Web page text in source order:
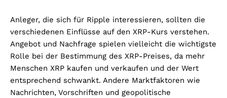
Anleger, die sich für Ripple interessieren, sollten die
verschiedenen Einflüsse auf den XRP-Kurs verstehen.
Angebot und Nachfrage spielen vielleicht die wichtigste
Rolle bei der Bestimmung des XRP-Preises, da mehr
Menschen XRP kaufen und verkaufen und der Wert
entsprechend schwankt. Andere Marktfaktoren wie
Nachrichten, Vorschriften und geopolitische